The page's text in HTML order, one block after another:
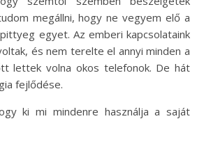
megállni, hogy ne vegyem elő a
egyet. Az emberi kapcsolataink
és nem terelte el annyi minden a
lettek volna okos telefonok. De hát
fejlődése.
ki mi mindenre használja a saját